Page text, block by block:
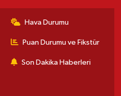
Hava Durumu
Puan Durumu ve Fikstür
Son Dakika Haberleri